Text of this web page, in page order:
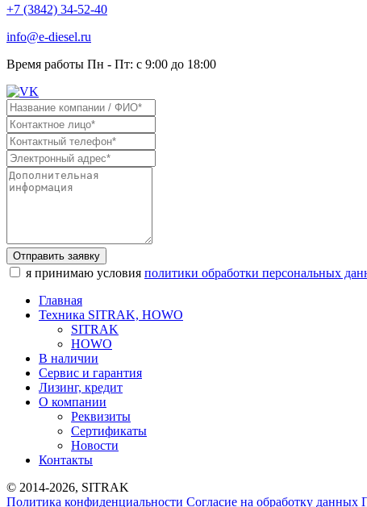
+7 (3842) 34-52-40
info@e-diesel.ru
Время работы Пн - Пт: с 9:00 до 18:00
Отправить заявку
я принимаю условия политики обработки персональных
Главная
Техника SITRAK, HOWO
SITRAK
HOWO
В наличии
Сервис и гарантия
Лизинг, кредит
О компании
Реквизиты
Сертификаты
Новости
Контакты
© 2014-2026, SITRAK
Политика конфиденциальности Согласие на обработку данных